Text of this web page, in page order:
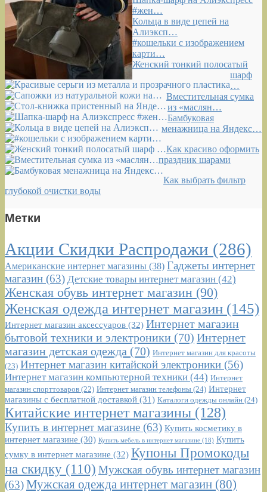
#жен…
Кольца в виде цепей на
Алиэксп…
#кошельки с изображением
карти…
Женский тонкий полосатый
шарф
…
Вместительная сумка
из «маслян…
Бамбуковая
менажница на Яндекс…
Как красиво оформить
праздник шарами
Как выбрать фильтр
глубокой очистки воды
Метки
Акции Скидки Распродажи (286)
Американские интернет магазины (38) Гаджеты интернет
магазин (63) Детские товары интернет магазин (42)
Женская обувь интернет магазин (90)
Женская одежда интернет магазин (145)
Интернет магазин аксессуаров (32) Интернет магазин
бытовой техники и электроники (70) Интернет
магазин детская одежда (70) Интернет магазин для красоты
(23) Интернет магазин китайской электроники (56)
Интернет магазин компьютерной техники (44) Интернет
магазин спорттоваров (22) Интернет магазин телефоны (24) Интернет
магазины с бесплатной доставкой (31) Каталоги одежды онлайн (24)
Китайские интернет магазины (128)
Купить в интернет магазине (63) Купить косметику в
интернет магазине (30) Купить мебель в интернет магазине (18) Купить
сумку в интернет магазине (32) Купоны Промокоды
на скидку (110) Мужская обувь интернет магазин
(63)Мужская одежда интернет магазин (80)